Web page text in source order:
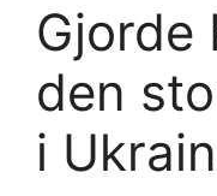
Gjorde
den
i